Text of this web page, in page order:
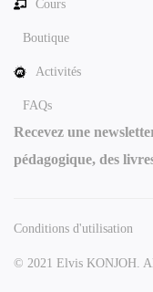
Cours
Boutique
Activités
FAQs
Recevez une
pédagogique, des
Conditions d'utilisation
© 2021 Elvis KONJOH.